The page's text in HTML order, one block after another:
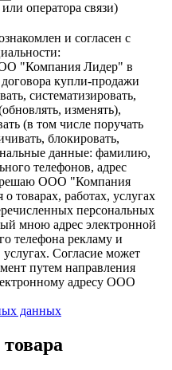
оператора связи)
и согласен с
"Компания Лидер" в
купли-продажи
систематизировать,
изменять),
(в том числе поручать
блокировать,
данные: фамилию,
телефонов, адрес
ООО "Компания
товарах, работах, услугах
персональных
мною адрес электронной
телефона рекламу и
Согласие может
путем направления
адресу ООО
данных